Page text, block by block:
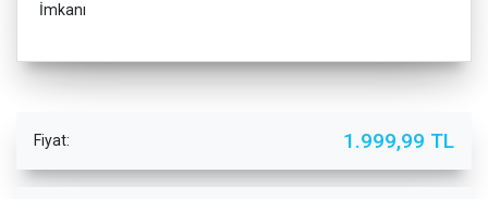
İmkanı
Fiyat: 1.999,99 TL